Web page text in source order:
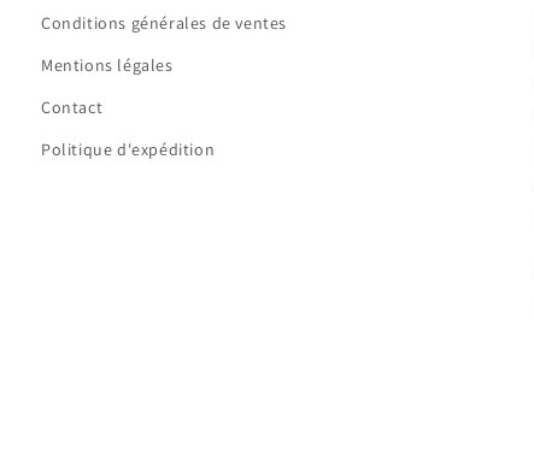
Conditions générales de ventes
Mentions légales
Contact
Politique d'expédition